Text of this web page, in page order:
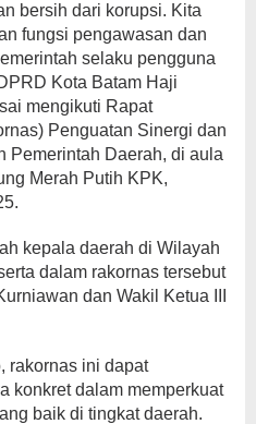
bersih dari korupsi. Kita
fungsi pengawasan dan
selaku pengguna
Kota Batam Haji
mengikuti Rapat
Penguatan Sinergi dan
Pemerintah Daerah, di aula
Merah Putih KPK,
kepala daerah di Wilayah
dalam rakornas tersebut
dan Wakil Ketua III
rakornas ini dapat
konkret dalam memperkuat
baik di tingkat daerah.